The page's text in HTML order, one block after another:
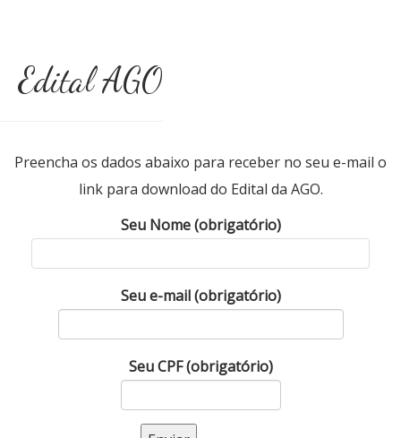
Edital AGO
Preencha os dados abaixo para receber no seu e-mail o
link para download do Edital da AGO.
Seu Nome (obrigatório)
Seu e-mail (obrigatório)
Seu CPF (obrigatório)